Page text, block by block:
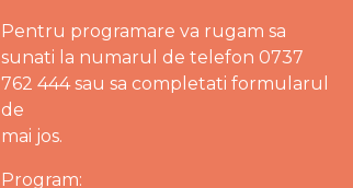
Pentru programare va rugam sa
sunati la numarul de telefon 0737
762 444 sau sa completati formularul
de
mai jos.
Program: